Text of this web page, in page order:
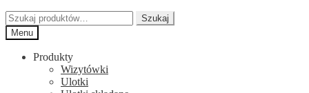
Szukaj:
Szukaj
Menu
Produkty
Wizytówki
Ulotki